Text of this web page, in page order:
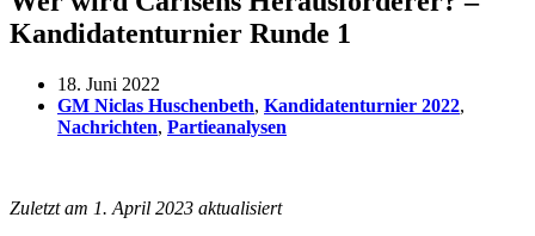
Kandidatenturnier Runde 1
18. Juni 2022
GM Niclas Huschenbeth, Kandidatenturnier 2022,
Nachrichten, Partieanalysen
Zuletzt am 1. April 2023 aktualisiert